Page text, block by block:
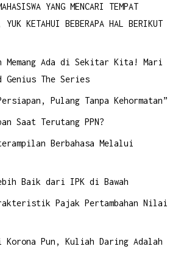
YANG MENCARI TEMPAT
KETAHUI BEBERAPA HAL BERIKUT
Memang Ada di Sekitar Kita! Mari
Genius The Series
Pulang Tanpa Kehormatan”
Saat Terutang PPN?
Berbahasa Melalui
Baik dari IPK di Bawah
Pajak Pertambahan Nilai
Korona Pun, Kuliah Daring Adalah